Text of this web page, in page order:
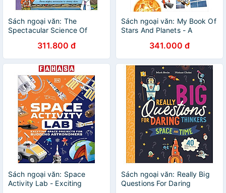
Sách ngoại văn: The
Spectacular Science Of
311.800 đ
Sách ngoại văn: My Book Of
Stars And Planets - A
341.000 đ
Sách ngoại văn: Space
Activity Lab - Exciting
Sách ngoại văn: Really Big
Questions For Daring